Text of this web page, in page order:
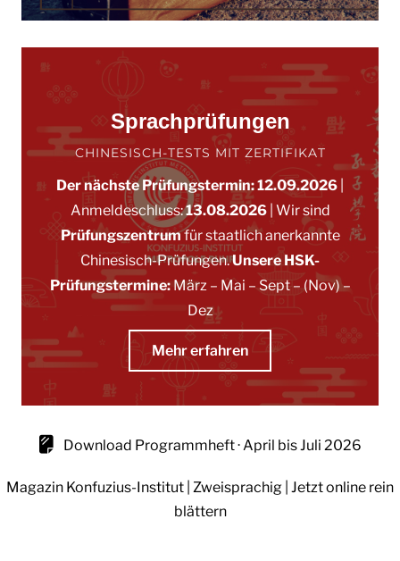
Sprachprüfungen
CHINESISCH-TESTS MIT ZERTIFIKAT
Der nächste Prüfungstermin: 12.09.2026
Anmeldeschluss:13.08.2026| Wir sind
Prüfungszentrumfür staatlich anerkannte
Chinesisch-Prüfungen.Unsere HSK-
Prüfungstermine: März – Mai –Sept– (Nov)–
Dez
Mehr erfahren
Download Programmheft · April bis Juli 2026
Magazin Konfuzius-Institut | Zweisprachig | Jetzt online rein
blättern